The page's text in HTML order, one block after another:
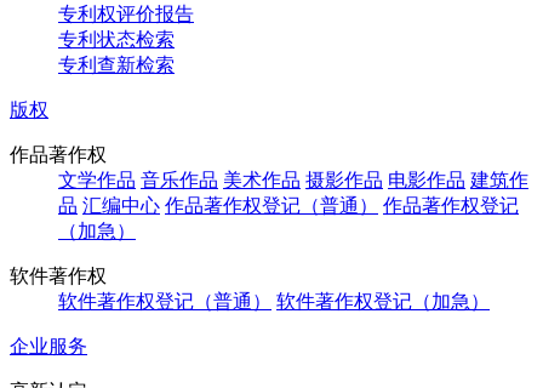
专利权评价报告
专利状态检索
专利查新检索
版权
作品著作权
文学作品 音乐作品 美术作品 摄影作品 电影作品 建筑作
品 汇编中心 作品著作权登记（普通）
作品著作权登记
（加急）
软件著作权
软件著作权登记（普通）
软件著作权登记（加急）
企业服务